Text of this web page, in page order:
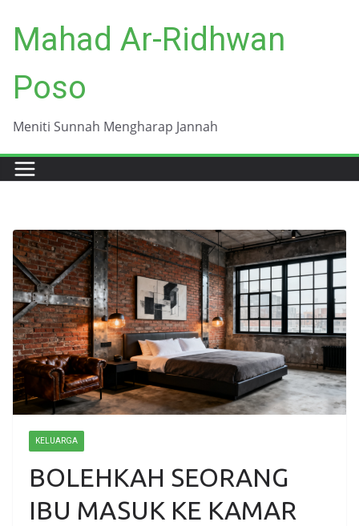
content
Mahad Ar-Ridhwan
Poso
Meniti Sunnah Mengharap Jannah
KELUARGA
BOLEHKAH SEORANG
IBU MASUK KE KAMAR